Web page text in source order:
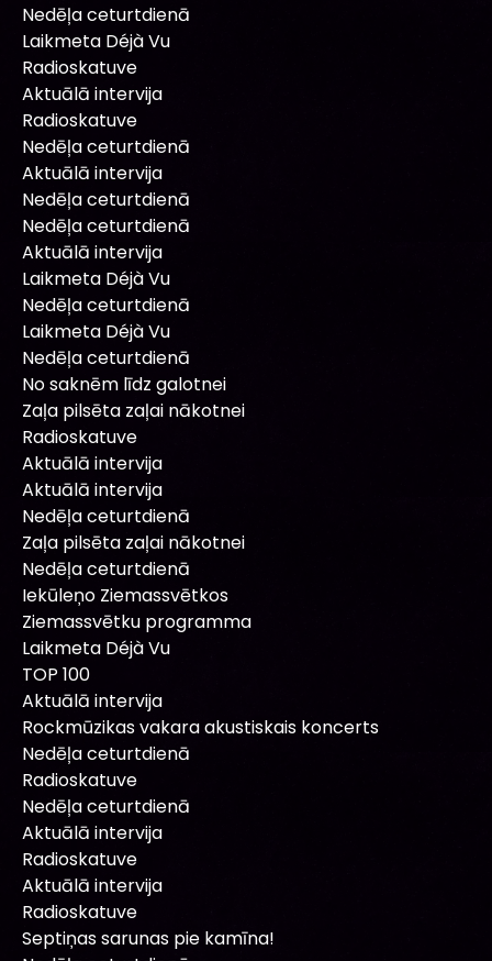
Nedēļa ceturtdienā
Laikmeta Déjà Vu
Radioskatuve
Aktuālā intervija
Radioskatuve
Nedēļa ceturtdienā
Aktuālā intervija
Nedēļa ceturtdienā
Nedēļa ceturtdienā
Aktuālā intervija
Laikmeta Déjà Vu
Nedēļa ceturtdienā
Laikmeta Déjà Vu
Nedēļa ceturtdienā
No saknēm līdz galotnei
Zaļa pilsēta zaļai nākotnei
Radioskatuve
Aktuālā intervija
Aktuālā intervija
Nedēļa ceturtdienā
Zaļa pilsēta zaļai nākotnei
Nedēļa ceturtdienā
Iekūleņo Ziemassvētkos
Ziemassvētku programma
Laikmeta Déjà Vu
TOP 100
Aktuālā intervija
Rockmūzikas vakara akustiskais koncerts
Nedēļa ceturtdienā
Radioskatuve
Nedēļa ceturtdienā
Aktuālā intervija
Radioskatuve
Aktuālā intervija
Radioskatuve
Septiņas sarunas pie kamīna!